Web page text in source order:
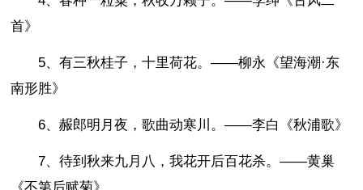
首》
5、有三秋桂子，十里荷花。——柳永《望海潮·东
南形胜》
6、赧郎明月夜，歌曲动寒川。——李白《秋浦歌》
7、待到秋来九月八，我花开后百花杀。——黄巢
《不第后赋菊》